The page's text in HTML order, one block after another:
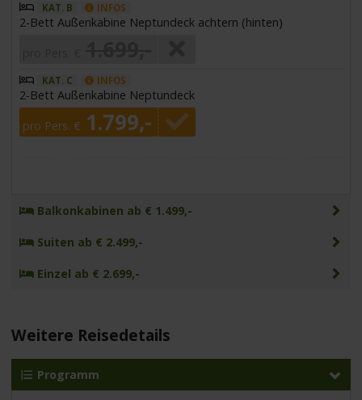
KAT. B INFOS
2-Bett Außenkabine Neptundeck achtern (hinten)
KAT. C INFOS
2-Bett Außenkabine Neptundeck
pro Pers. € 1.799,-
Balkonkabinen ab € 1.499,-
Suiten ab € 2.499,-
Einzel ab € 2.699,-
Weitere Reisedetails
Programm